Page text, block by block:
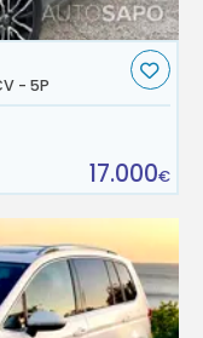
- 5P
17.000€